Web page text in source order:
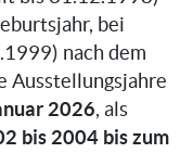
bei
nach dem
Ausstellungsjahre
2026, als
bis 2004 bis zum